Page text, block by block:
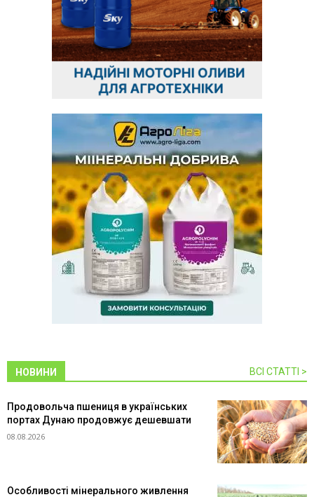
НОВИНИ ВСІ СТАТТІ >
Продовольча пшениця в українських
портах Дунаю продовжує дешевшати
08.08.2026
Особливості мінерального живлення